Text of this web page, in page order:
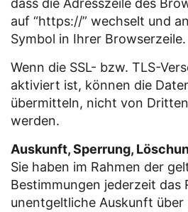
dass die Adresszeile des
auf “https://” wechselt und
Symbol in Ihrer Browserzeile.
Wenn die SSL- bzw. TLS-
aktiviert ist, können die
übermitteln, nicht von
werden.
Auskunft, Sperrung,
Sie haben im Rahmen der
Bestimmungen jederzeit das
unentgeltliche Auskunft